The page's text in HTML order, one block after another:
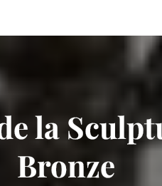
la
Bronze